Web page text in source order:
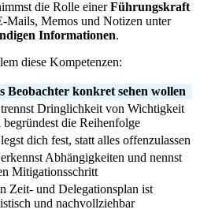
die Rolle einerFührungskraft
Mails, Memos und Notizen unter
Informationen.
diese Kompetenzen:
Beobachter konkret sehen wollen
Dringlichkeit von Wichtigkeit
begründest die Reihenfolge
dich fest, statt alles offenzulassen
Abhängigkeiten und nennst
Mitigationsschritt
Zeit- und Delegationsplan ist
und nachvollziehbar